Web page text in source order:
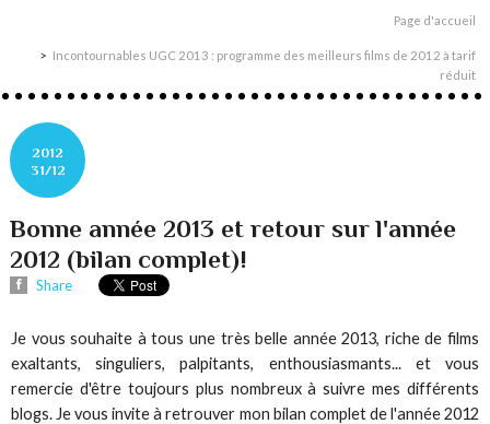
Page d'accueil
Incontournables UGC 2013 : programme des meilleurs films de 2012 à tarif
réduit
2012
31/12
Bonne année 2013 et retour sur l'année
2012 (bilan complet)!
Share
Je vous souhaite à tous une très belle année 2013, riche de films
exaltants, singuliers, palpitants, enthousiasmants... et vous
remercie d'être toujours plus nombreux à suivre mes différents
blogs. Je vous invite à retrouver mon bilan complet de l'année 2012